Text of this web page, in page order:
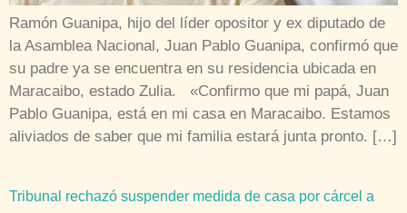
Ramón Guanipa, hijo del líder opositor y ex diputado de
la Asamblea Nacional, Juan Pablo Guanipa, confirmó que
su padre ya se encuentra en su residencia ubicada en
Maracaibo, estado Zulia. «Confirmo que mi papá, Juan
Pablo Guanipa, está en mi casa en Maracaibo. Estamos
aliviados de saber que mi familia estará junta pronto. […]
Tribunal rechazó suspender medida de casa por cárcel a